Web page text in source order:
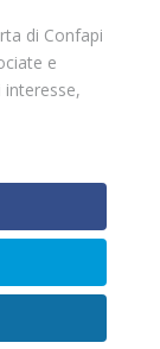
di Confapi
e